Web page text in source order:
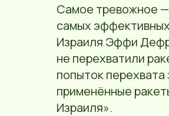
Самое тревожное
самых
Израиля Эффи
не перехватили
попыток
применённые
Израиля».